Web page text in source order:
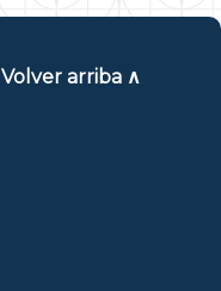
Volver arriba ∧